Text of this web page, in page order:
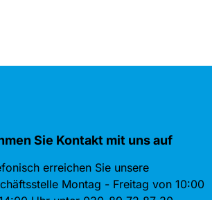
Sie Kontakt mit uns auf
erreichen Sie unsere
Montag - Freitag von 10:00